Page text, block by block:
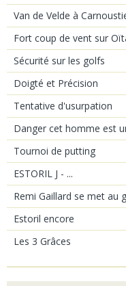
Van de Velde à
Fort coup de vent sur
Sécurité sur les golfs
Doigté et Précision
Tentative d'usurpation
Danger cet homme est
Tournoi de putting
ESTORIL J - ...
Remi Gaillard se met au
Estoril encore
Les 3 Grâces